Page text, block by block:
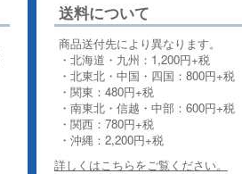
送料について
商品送付先により異なります。
・北海道・九州：1,200円+税
・北東北・中国・四国：800円+税
・関東：480円+税
・南東北・信越・中部：600円+税
・関西：780円+税
・沖縄：2,200円+税
詳しくはこちらをご覧ください。